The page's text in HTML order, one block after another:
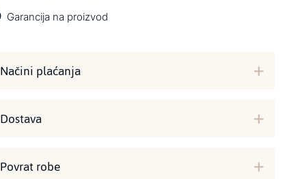
Garancija na proizvod
Načini plaćanja
Dostava
Povrat robe